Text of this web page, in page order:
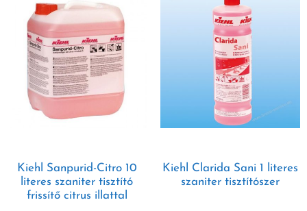
Kiehl Sanpurid-Citro 10
literes szaniter tisztító
frissítő citrus illattal
Kiehl Clarida Sani 1 literes
szaniter tisztítószer